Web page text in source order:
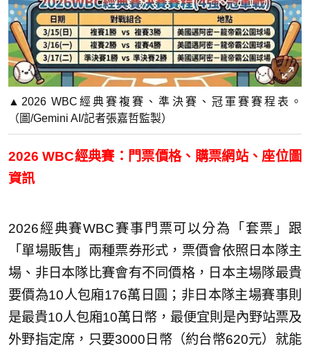
▲2026 WBC經典賽複賽、準決賽、冠軍賽賽程表。
（圖/Gemini AI/記者張嘉哲監製）
2026 WBC經典賽：門票價格、購票網站、座位圖
資訊
2026經典賽WBC賽事門票可以分為「套票」跟
「單場販售」兩種票券形式，票價會依照日本隊主
場、非日本隊比賽會有不同價格，日本主場隊最貴
要價為10人包廂176萬日圓；非日本隊主場賽事則
是最貴10人包廂10萬日幣，最便宜則是內野站票及
外野指定席，只要3000日幣（約台幣620元）就能